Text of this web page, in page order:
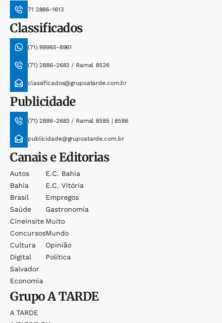
71 2886-1613
Classificados
(71) 99965-8961
(71) 2886-2683 / Ramal 8526
classificados@grupoatarde.com.br
Publicidade
(71) 2886-2683 / Ramal 8585 | 8586
publicidade@grupoatarde.com.br
Canais e Editorias
Autos
Bahia
Brasil
Saúde
Cineinsite
Concursos
Cultura
Digital
Salvador
Economia
E.c. Bahia
E.c. Vitória
Empregos
Gastronomia
Muito
Mundo
Opinião
Política
GrupoA TARDE
A TARDE